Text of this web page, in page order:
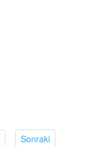
(current)Sonraki(current)